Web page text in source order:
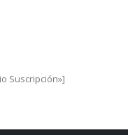
Suscripción»]